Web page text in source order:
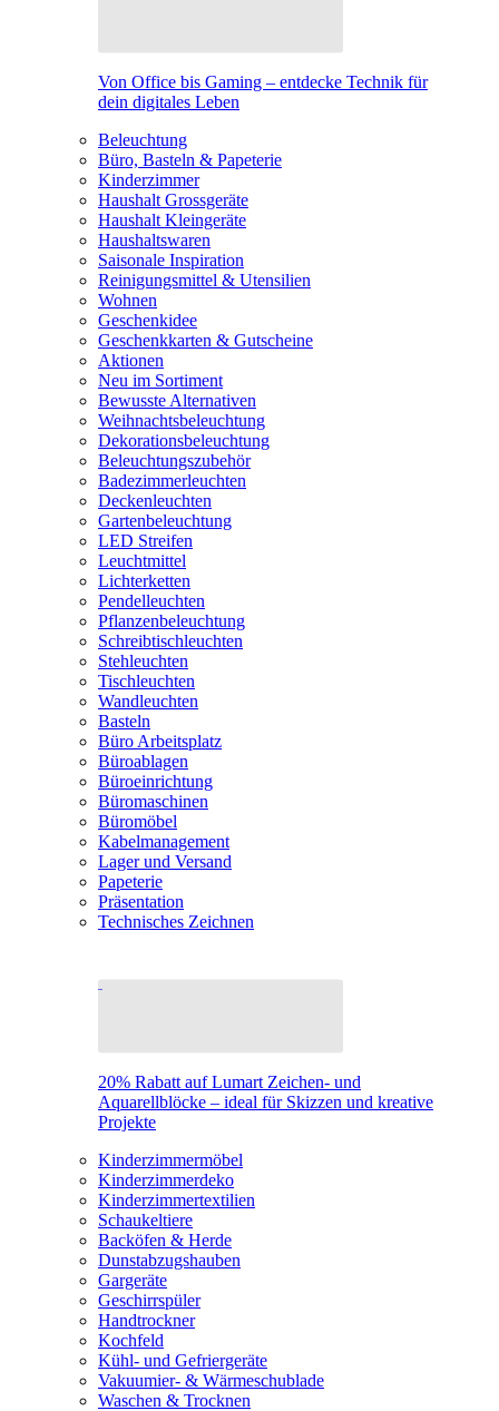
Von Office bis Gaming – entdecke Technik für
dein digitales Leben
Beleuchtung
Büro, Basteln & Papeterie
Kinderzimmer
Haushalt Grossgeräte
Haushalt Kleingeräte
Haushaltswaren
Saisonale Inspiration
Reinigungsmittel & Utensilien
Wohnen
Geschenkidee
Geschenkkarten & Gutscheine
Aktionen
Neu im Sortiment
Bewusste Alternativen
Weihnachtsbeleuchtung
Dekorationsbeleuchtung
Beleuchtungszubehör
Badezimmerleuchten
Deckenleuchten
Gartenbeleuchtung
LED Streifen
Leuchtmittel
Lichterketten
Pendelleuchten
Pflanzenbeleuchtung
Schreibtischleuchten
Stehleuchten
Tischleuchten
Wandleuchten
Basteln
Büro Arbeitsplatz
Büroablagen
Büroeinrichtung
Büromaschinen
Büromöbel
Kabelmanagement
Lager und Versand
Papeterie
Präsentation
Technisches Zeichnen
20% Rabatt auf Lumart Zeichen- und
Aquarellblöcke – ideal für Skizzen und kreative
Projekte
Kinderzimmermöbel
Kinderzimmerdeko
Kinderzimmertextilien
Schaukeltiere
Backöfen & Herde
Dunstabzugshauben
Gargeräte
Geschirrspüler
Handtrockner
Kochfeld
Kühl- und Gefriergeräte
Vakuumier- & Wärmeschublade
Waschen & Trocknen